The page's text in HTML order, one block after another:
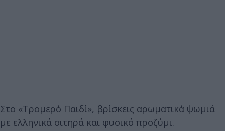
Στο «Τρομερό Παιδί», βρίσκεις αρωματικά ψωμιά
με ελληνικά σιτηρά και φυσικό προζύμι.